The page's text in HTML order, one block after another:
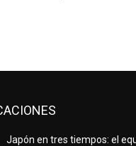
Japón en tres tiempos: el